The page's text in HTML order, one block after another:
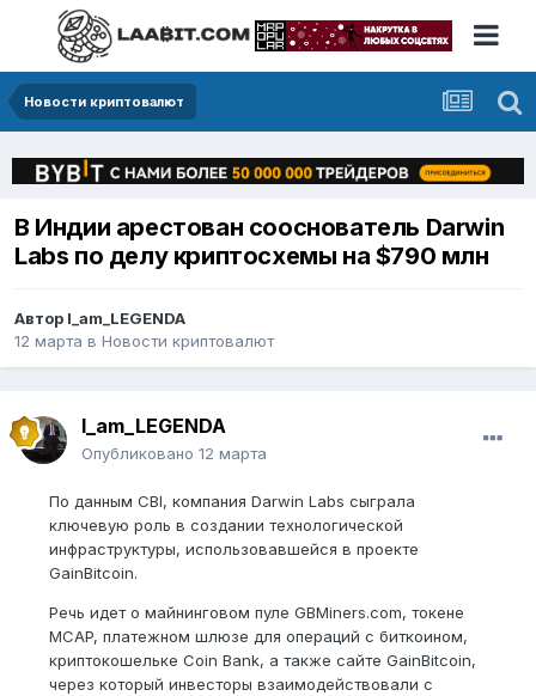
Новости криптовалют
В Индии арестован сооснователь Darwin
Labs по делу криптосхемы на $790 млн
Автор I_am_LEGENDA
12 марта в Новости криптовалют
I_am_LEGENDA
Опубликовано 12 марта
По данным CBI, компания Darwin Labs сыграла
ключевую роль в создании технологической
инфраструктуры, использовавшейся в проекте
GainBitcoin.
Речь идет о майнинговом пуле GBMiners.com, токене
MCAP, платежном шлюзе для операций с биткоином,
криптокошельке Coin Bank, а также сайте GainBitcoin,
через который инвесторы взаимодействовали с